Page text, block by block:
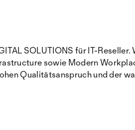
SOLUTIONS für IT-
sowie Modern
Qualitätsanspruch und der